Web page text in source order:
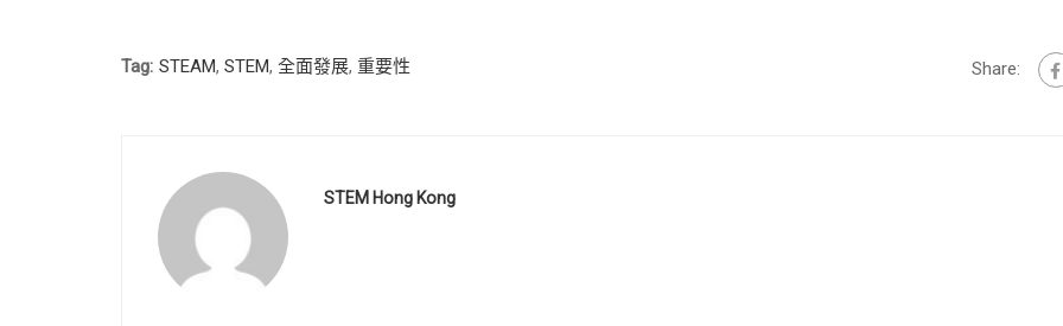
Tag: STEAM, STEM, 全面發展, 重要性 Share:
STEM Hong Kong